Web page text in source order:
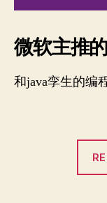
微软主推
和java孪生的编